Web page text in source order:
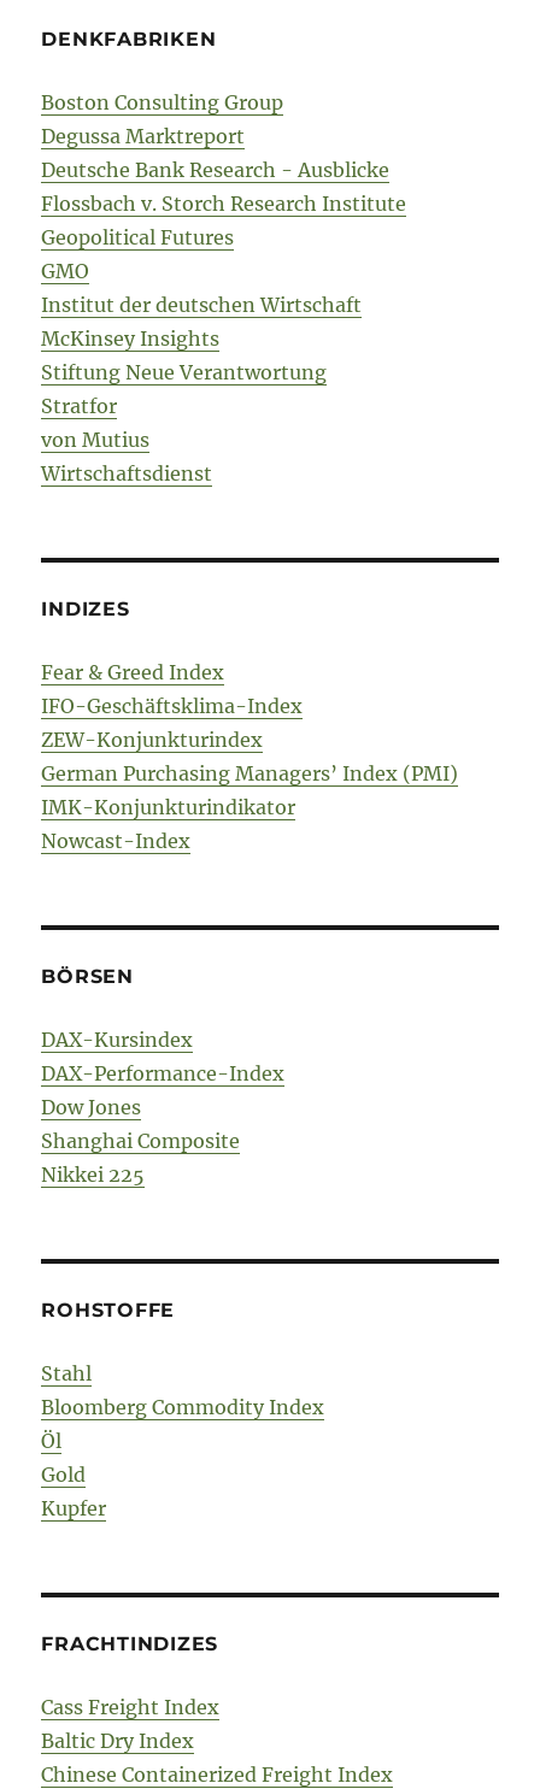
DENKFABRIKEN
Boston Consulting Group
Degussa Marktreport
Deutsche Bank Research - Ausblicke
Flossbach v. Storch Research Institute
Geopolitical Futures
GMO
Institut der deutschen Wirtschaft
McKinsey Insights
Stiftung Neue Verantwortung
Stratfor
von Mutius
Wirtschaftsdienst
INDIZES
Fear & Greed Index
IFO-Geschäftsklima-Index
ZEW-Konjunkturindex
German Purchasing Managers’ Index (PMI)
IMK-Konjunkturindikator
Nowcast-Index
BÖRSEN
DAX-Kursindex
DAX-Performance-Index
Dow Jones
Shanghai Composite
Nikkei 225
ROHSTOFFE
Stahl
Bloomberg Commodity Index
Öl
Gold
Kupfer
FRACHTINDIZES
Cass Freight Index
Baltic Dry Index
Chinese Containerized Freight Index